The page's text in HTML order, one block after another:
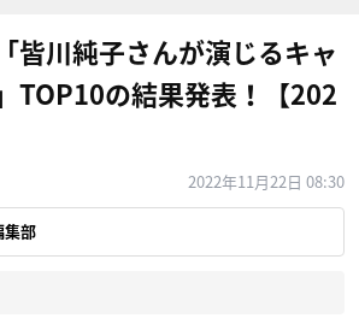
皆川純子さんが演じるキャ
TOP10の結果発表！【202
2022年11月22日 08:30
集部